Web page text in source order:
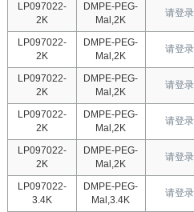
LP097022-
2K
DMPE-PEG-
Mal,2K
请登录
LP097022-
2K
DMPE-PEG-
Mal,2K
请登录
LP097022-
2K
DMPE-PEG-
Mal,2K
请登录
LP097022-
2K
DMPE-PEG-
Mal,2K
请登录
LP097022-
2K
DMPE-PEG-
Mal,2K
请登录
LP097022-
3.4K
DMPE-PEG-
Mal,3.4K
请登录